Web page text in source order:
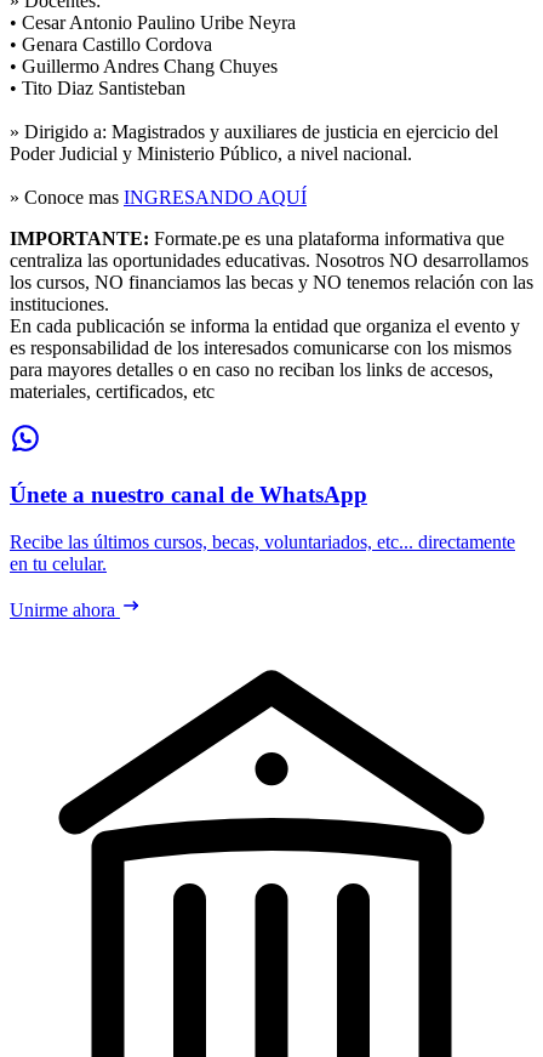
• Cesar Antonio Paulino Uribe Neyra
• Genara Castillo Cordova
• Guillermo Andres Chang Chuyes
• Tito Diaz Santisteban
» Dirigido a: Magistrados y auxiliares de justicia en ejercicio del
Poder Judicial y Ministerio Público, a nivel nacional.
» Conoce mas INGRESANDO AQUÍ
IMPORTANTE: Formate.pe es una plataforma informativa que
centraliza las oportunidades educativas. Nosotros NO desarrollamos
los cursos, NO financiamos las becas y NO tenemos relación con las
instituciones.
En cada publicación se informa la entidad que organiza el evento y
es responsabilidad de los interesados comunicarse con los mismos
para mayores detalles o en caso no reciban los links de accesos,
materiales, certificados, etc
Únete a nuestro canal de WhatsApp
Recibe las últimos cursos, becas, voluntariados, etc... directamente
en tu celular.
Unirme ahora